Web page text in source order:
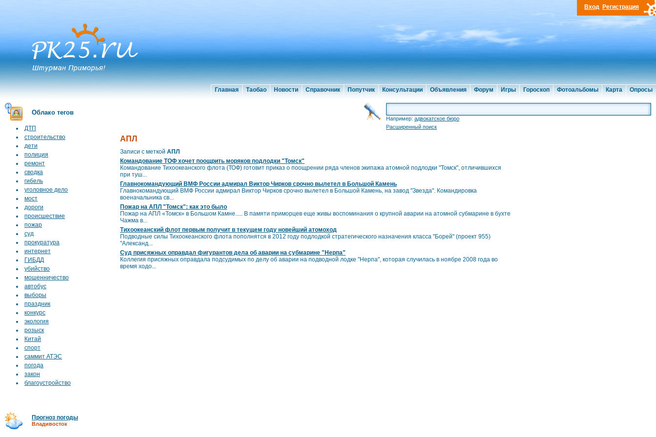
Главная Таобао Новости Справочник Попутчик Консультации Объявления Форум Игры Гороскоп Фотоальбомы Карта Опросы
Вход Регистрация
Облако тегов
ДТП
строительство
дети
полиция
ремонт
сводка
гибель
уголовное дело
мост
дороги
происшествие
пожар
суд
прокуратура
интернет
ГИБДД
убийство
мошенничество
автобус
выборы
праздник
конкурс
экология
розыск
Китай
спорт
саммит АТЭС
погода
закон
благоустройство
Прогноз погоды
Владивосток
Например: адвокатское бюро
Расширенный поиск
АПЛ
Записи с меткой АПЛ
Командование ТОФ хочет поощрить моряков подлодки "Томск"
Командование Тихоокеанского флота (ТОФ) готовит приказ о поощрении ряда членов экипажа атомной подлодки "Томск", отличившихся
при туш...
Главнокомандующий ВМФ России адмирал Виктор Чирков срочно вылетел в Большой Камень
Главнокомандующий ВМФ России адмирал Виктор Чирков срочно вылетел в Большой Камень, на завод "Звезда". Командировка
военачальника св...
Пожар на АПЛ "Томск": как это было
Пожар на АПЛ «Томск» в Большом Камне..... В памяти приморцев еще живы воспоминания о крупной аварии на атомной субмарине в бухте
Чажма в...
Тихоокеанский флот первым получит в текущем году новейший атомоход
Подводные силы Тихоокеанского флота пополнятся в 2012 году подлодкой стратегического назначения класса "Борей" (проект 955)
"Александ...
Суд присяжных оправдал фигурантов дела об аварии на субмарине "Нерпа"
Коллегия присяжных оправдала подсудимых по делу об аварии на подводной лодке "Нерпа", которая случилась в ноябре 2008 года во
время ходо...